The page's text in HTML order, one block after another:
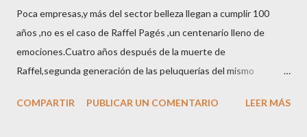
Poca empresas,y más del sector belleza llegan a cumplir 100
años ,no es el caso de Raffel Pagés ,un centenario lleno de
emociones.Cuatro años después de la muerte de
Raffel,segunda generación de las peluquerías del mismo
sector en una cena de reconocimiento.Sus hijas Carolina (CEO
COMPARTIR PUBLICAR UN COMENTARIO LEER MÁS